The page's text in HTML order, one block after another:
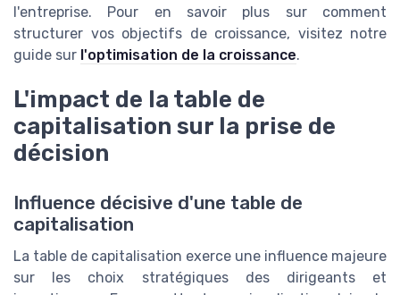
l'entreprise. Pour en savoir plus sur comment
structurer vos objectifs de croissance, visitez notre
guide sur l'optimisation de la croissance.
L'impact de la table de
capitalisation sur la prise de
décision
Influence décisive d'une table de
capitalisation
La table de capitalisation exerce une influence majeure
sur les choix stratégiques des dirigeants et